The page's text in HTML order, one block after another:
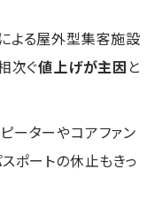
による屋外型集客施設
次ぐ値上げが主因 と
ーターやコアファン
ポートの休止もきっ